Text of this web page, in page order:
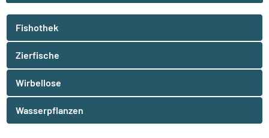
Fishothek
Zierfische
Wirbellose
Wasserpflanzen